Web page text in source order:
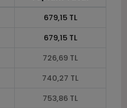
679,15 TL
679,15 TL
726,69 TL
740,27 TL
753,86 TL